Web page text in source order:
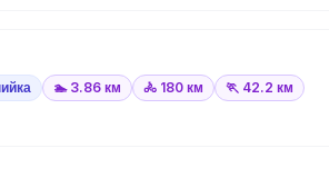
🏊 3.86 км 🚴 180 км 🏃 42.2 км